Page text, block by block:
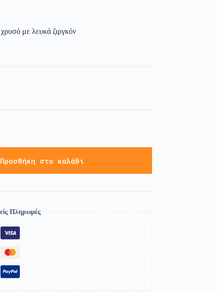
με λευκά ζιργκόν
Προσθήκη στο καλάθι
Πληρωμές